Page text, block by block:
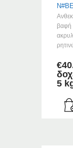
βαφή
€
5